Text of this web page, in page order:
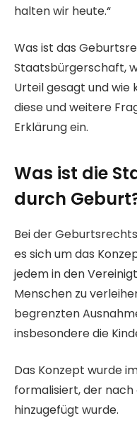
halten wir heute.“
Was ist das
Staatsbürgerschaft,
Urteil gesagt und wie
diese und weitere
Erklärung ein.
Was ist die
durch
Bei der
es sich um das
jedem in den
Menschen zu
begrenzten
insbesondere die
Das Konzept wurde
formalisiert, der
hinzugefügt wurde.